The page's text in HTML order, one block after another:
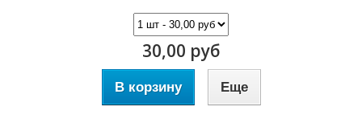
30,00 руб
В корзину Еще